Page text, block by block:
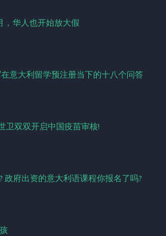
，华人也开始放大假
意大利留学预注册当下的十八个问答
卫双双开启中国疫苗审核!
政府出资的意大利语课程你报名了吗?